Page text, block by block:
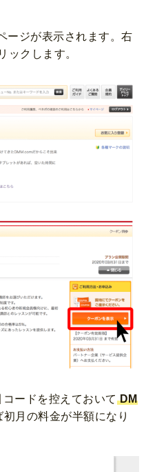
ジが表示されます。 右
ックします。
コードを控えておいて DM
初月の料金が半額になり